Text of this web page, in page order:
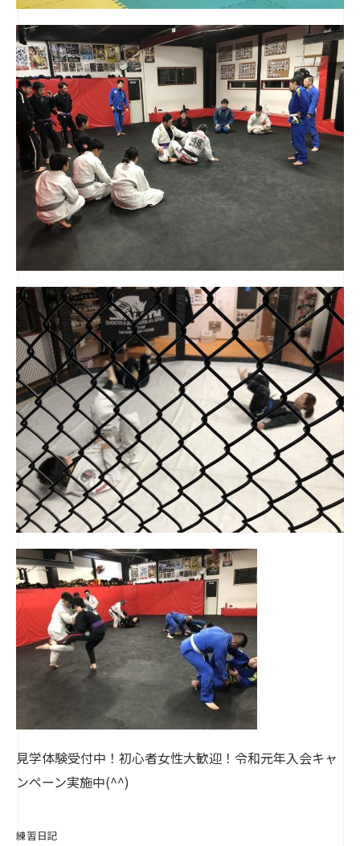
見学体験受付中！初心者女性大歓迎！令和元年入会キャ
ンペーン実施中(^^)
練習日記